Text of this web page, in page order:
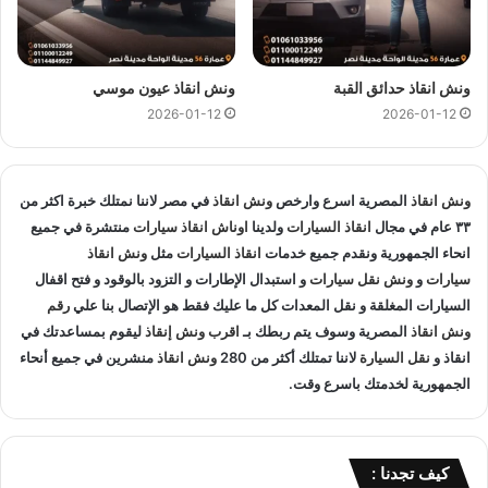
في عابدين و المناطق المجاوره و
اوناش انقاذ
في جميع انحاء
الجمهورية لإنقاذ ونقل السياراتالمعطلة و سيارات الحوادث.
انقاذ السيارات
اذا تعطلت سيارتك او تعرضت لحادث سير يمكنك الاتصال بـ ونش
انقاذ المصرية لانقاذ سيارتك ونقلك في الحال فنحن حريصين علي
تقديم و توفير جميع خدمات
انقاذ السياراتالتي قد تحتاج اليها سواء
جر السياراتاونقل السيارات.
تغيير الاطارات :
لا تقلق عندما تجد ان اطار سيارتك يحتاج الي تغيير او اصلاح حيث
اننا نساعدك علي القيام بتغيير واستبدال الاطار في الطريق حال
نقل الوقود :
ونش انقاذ حدائق القبة
2026-01-12
ونش انقاذ عيون موسي
2026-01-12
ونش انقاذ المصرية اسرع وارخص ونش انقاذفي مصر لاننا نمتلك خبرة اكثر من
٣٣ عام في مجال
انقاذ السياراتولدينا اوناش انقاذ سياراتمنتشرة في جميع
انحاء الجمهورية ونقدم جميع خدمات انقاذ السياراتمثل ونش انقاذ
سياراتو ونش نقل سياراتو استبدال الإطارات و التزود بالوقود و فتح اقفال
السيارات المغلقة و نقل المعدات كل ما عليك فقط هو الإتصال بنا عليرقم
ونش انقاذ المصرية وسوف يتم ربطك بـ اقرب ونش إنقاذليقوم بمساعدتك في
انقاذ و نقل السيارة لاننا تمتلك أكثر من 280 ونش انقاذمنشرين في جميع أنحاء
الجمهورية لخدمتك باسرع وقت.
كيف تجدنا :